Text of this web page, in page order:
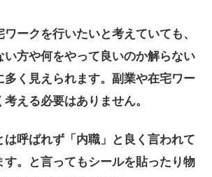
ークを行いたいと考えていても、
い方や何をやって良いのか解らない
多く見えられます。副業や在宅ワー
える必要はありません。
は呼ばれず「内職」と良く言われて
す。と言ってもシールを貼ったり物